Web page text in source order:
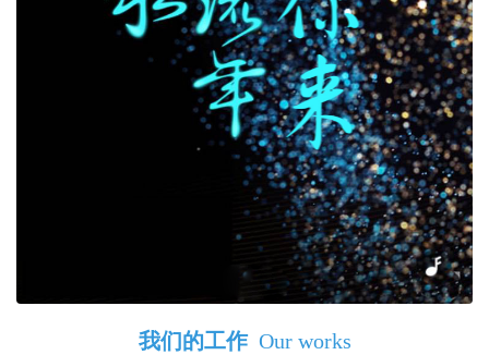
我们的工作 Our works